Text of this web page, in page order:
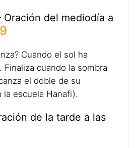
del mediodía a
Cuando el sol ha
Finaliza cuando la sombra
el doble de su
la escuela Hanafi).
de la tarde a las